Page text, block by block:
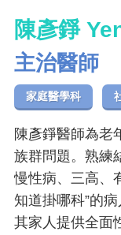
陳彥錚
主治醫師
家庭醫學科
陳彥錚醫師為老
族群問題。熟練
慢性病、三高、
知道掛哪科”的
其家人提供全面